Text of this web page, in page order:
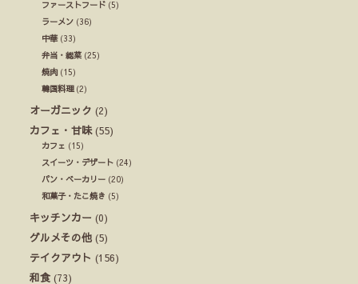
ファーストフード (5)
ラーメン (36)
中華(33)
弁当・総菜 (25)
焼肉 (15)
韓国料理(2)
オーガニック (2)
カフェ・甘味(55)
カフェ (15)
スイーツ・デザート (24)
パン・ベーカリー (20)
和菓子・たこ焼き (5)
キッチンカー (0)
グルメその他 (5)
テイクアウト (156)
和食 (73)